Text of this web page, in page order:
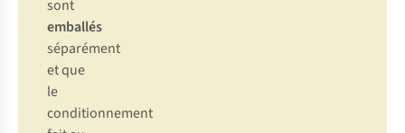
sont
emballés
séparément
et que
le
conditionnement